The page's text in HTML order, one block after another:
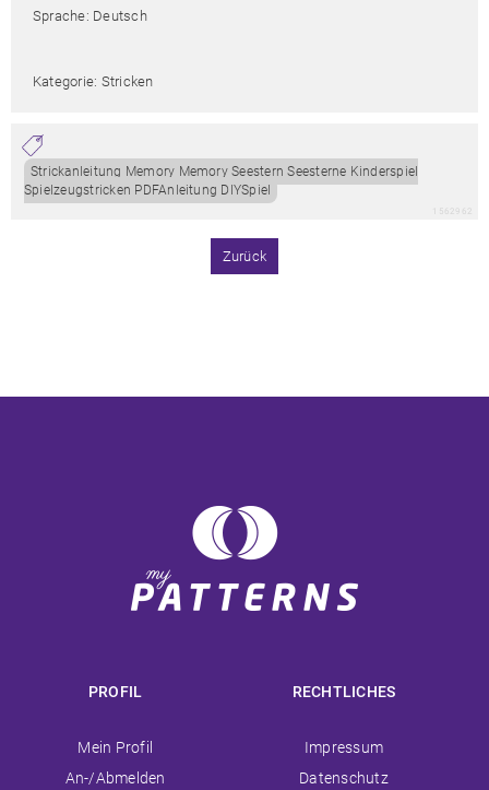
Sprache: Deutsch
Kategorie: Stricken
Strickanleitung Memory Memory Seestern Seesterne Kinderspiel
Spielzeugstricken PDFAnleitung DIYSpiel
Zurück
PROFIL
Navigation
überspringen
Mein Profil
An-/Abmelden
RECHTLICHES
Navigation
überspringen
Impressum
Datenschutz